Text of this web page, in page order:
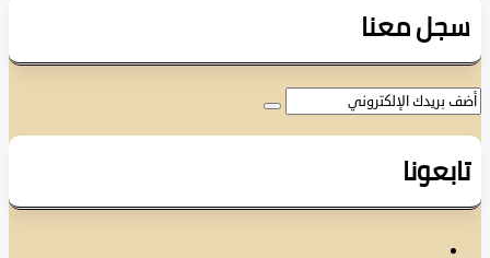
معنا